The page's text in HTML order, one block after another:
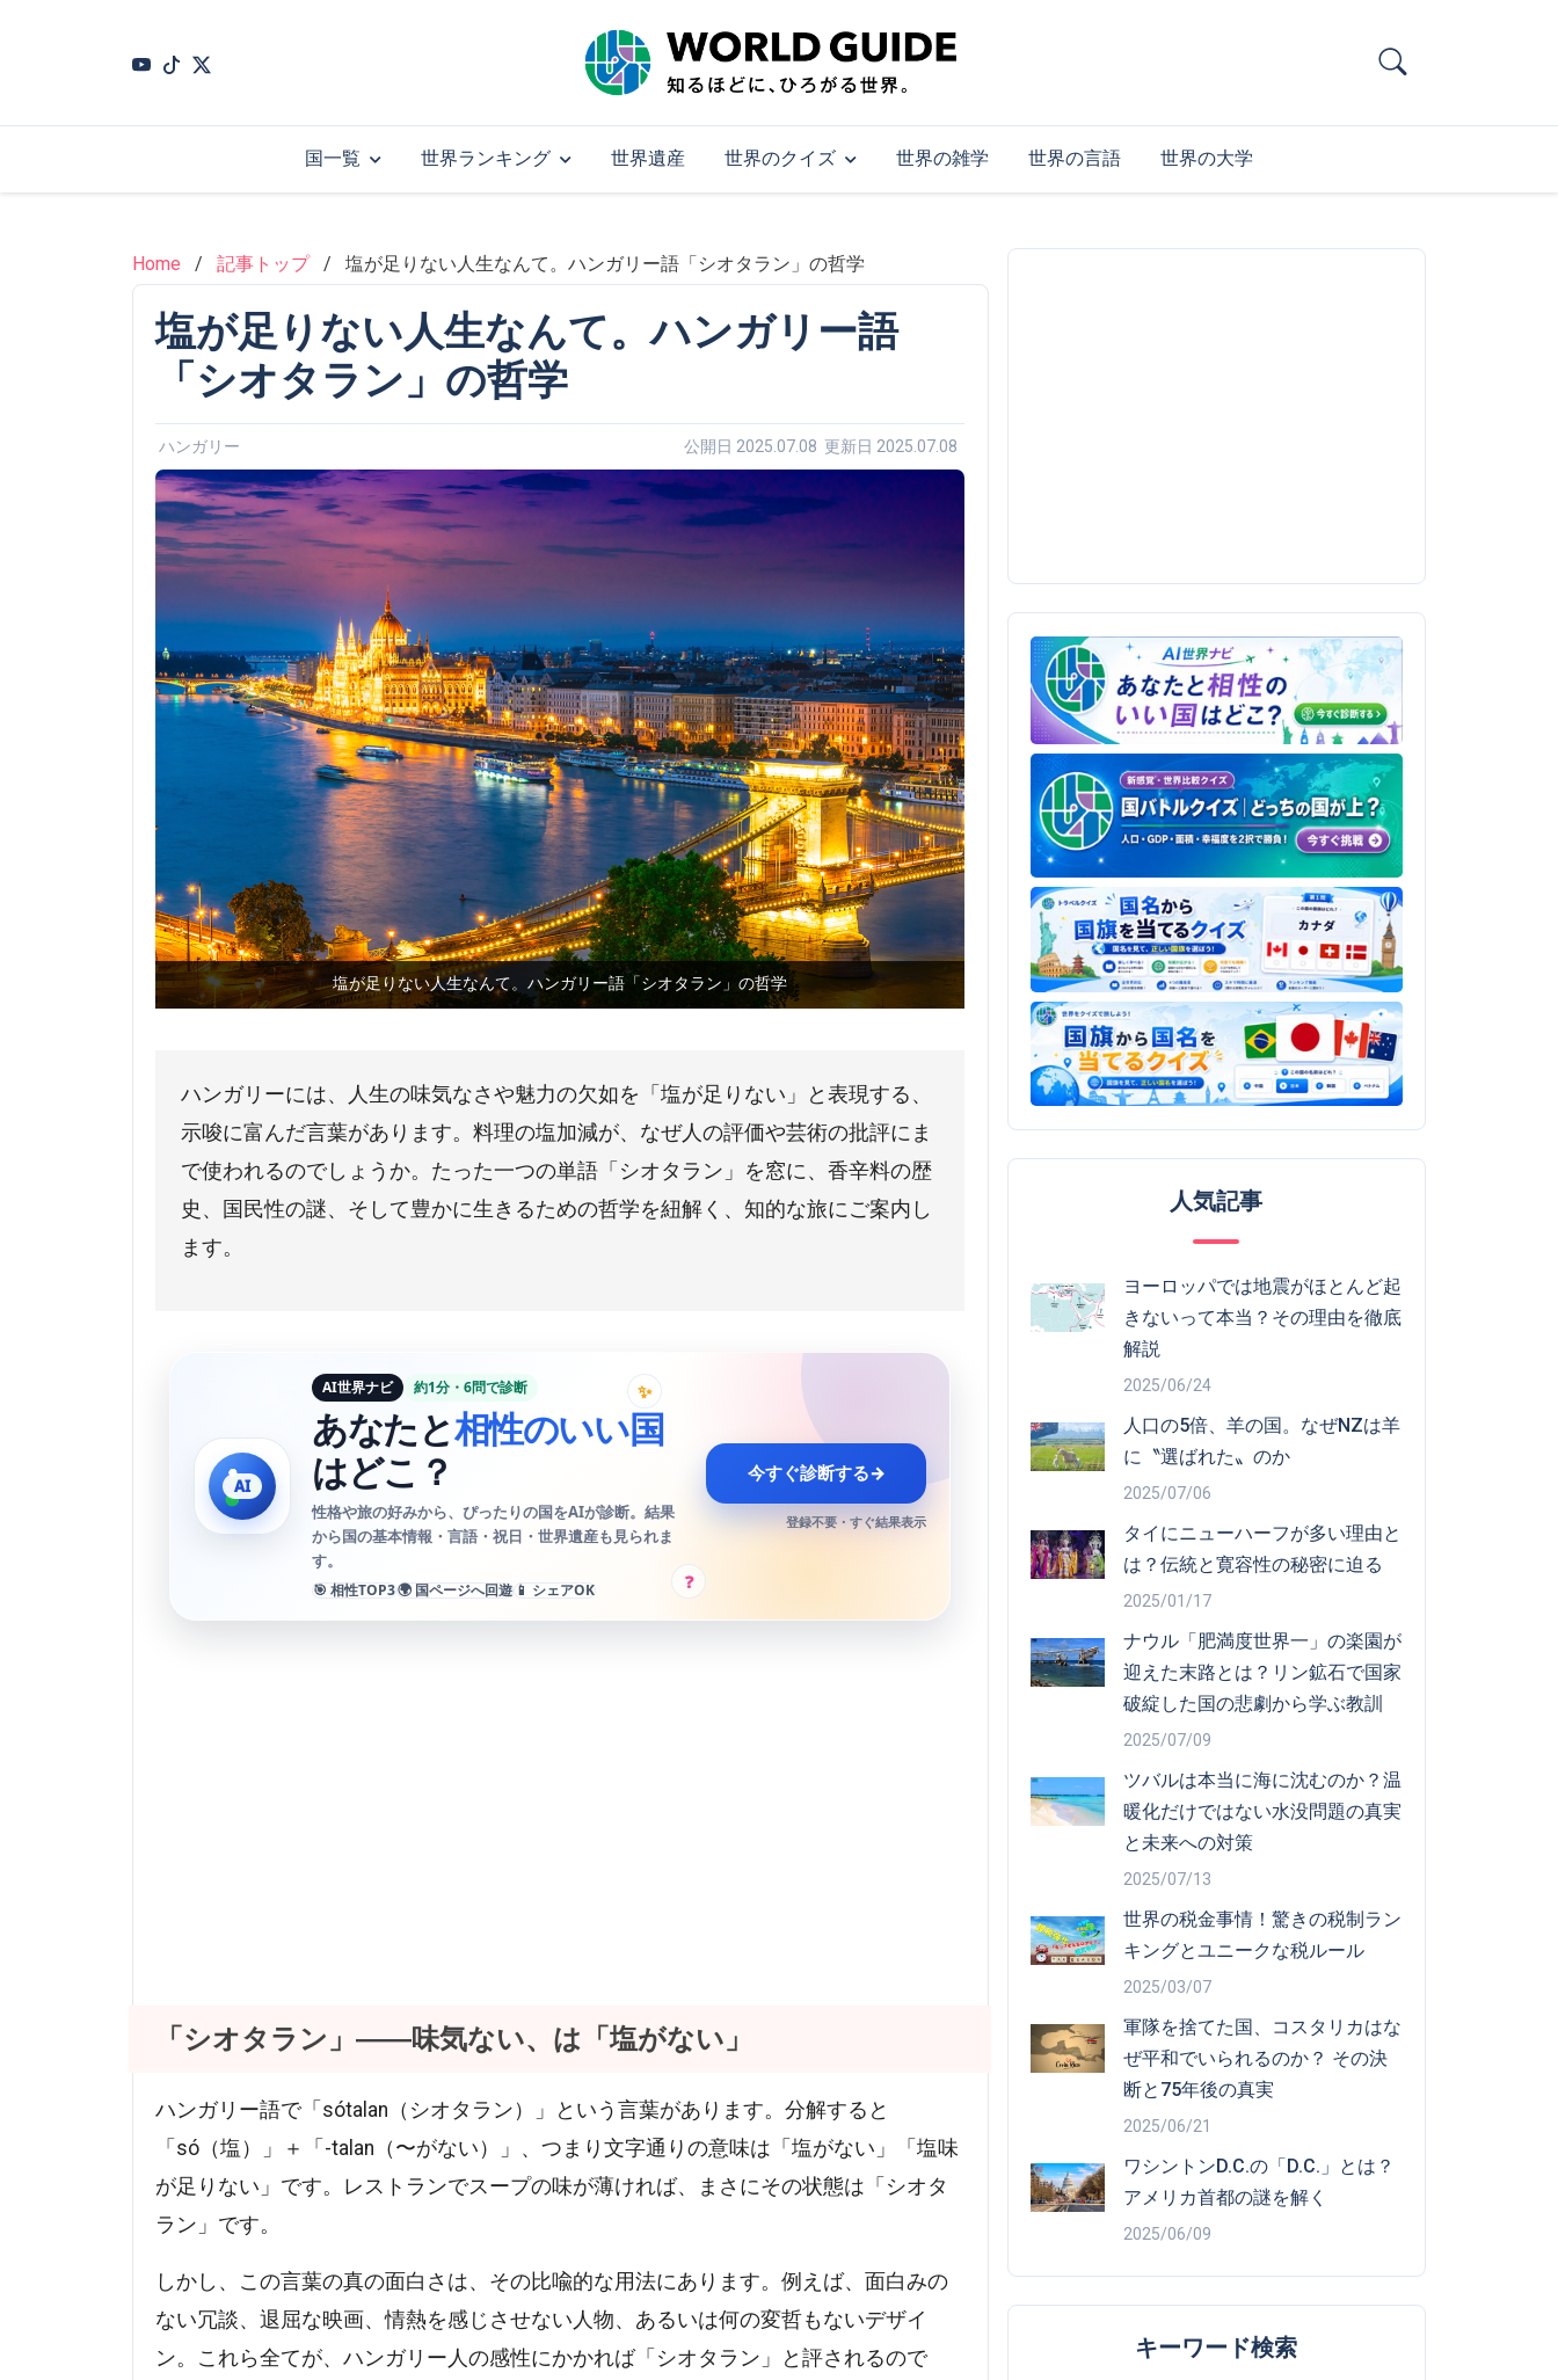
国一覧 世界ランキング 世界遺産 世界のクイズ 世界の雑学 世界の言語 世界の大学
Home 記事トップ 塩が足りない人生なんて。ハンガリー語「シオタラン」の哲学
塩が足りない人生なんて。ハンガリー語
「シオタラン」の哲学
ハンガリー 公開日 2025.07.08 更新日 2025.07.08
塩が足りない人生なんて。ハンガリー語「シオタラン」の哲学
ハンガリーには、人生の味気なさや魅力の欠如を「塩が足りない」と表現する、
示唆に富んだ言葉があります。料理の塩加減が、なぜ人の評価や芸術の批評にま
で使われるのでしょうか。たった一つの単語「シオタラン」を窓に、香辛料の歴
史、国民性の謎、そして豊かに生きるための哲学を紐解く、知的な旅にご案内し
ます。
✨
?
AI世界ナビ 約1分・6問で診断
あなたと相性のいい国
はどこ？
性格や旅の好みから、ぴったりの国をAIが診断。結果
から国の基本情報・言語・祝日・世界遺産も見られま
す。
🎯 相性TOP3🌍 国ページへ回遊 📱 シェアOK
今すぐ診断する→
登録不要・すぐ結果表示
「シオタラン」――味気ない、は「塩がない」
ハンガリー語で「sótalan（シオタラン）」という言葉があります。分解すると
「só（塩）」＋「-talan（〜がない）」、つまり文字通りの意味は「塩がない」「塩味
が足りない」です。レストランでスープの味が薄ければ、まさにその状態は「シオタ
ラン」です。
しかし、この言葉の真の面白さは、その比喩的な用法にあります。例えば、面白みの
ない冗談、退屈な映画、情熱を感じさせない人物、あるいは何の変哲もないデザイ
ン。これら全てが、ハンガリー人の感性にかかれば「シオタラン」と評されるので
人気記事
ヨーロッパでは地震がほとんど起
きないって本当？その理由を徹底
解説
2025/06/24
人口の5倍、羊の国。なぜNZは羊
に〝選ばれた〟のか
2025/07/06
タイにニューハーフが多い理由と
は？伝統と寛容性の秘密に迫る
2025/01/17
ナウル「肥満度世界一」の楽園が
迎えた末路とは？リン鉱石で国家
破綻した国の悲劇から学ぶ教訓
2025/07/09
ツバルは本当に海に沈むのか？温
暖化だけではない水没問題の真実
と未来への対策
2025/07/13
世界の税金事情！驚きの税制ラン
キングとユニークな税ルール
2025/03/07
軍隊を捨てた国、コスタリカはな
ぜ平和でいられるのか？ その決
断と75年後の真実
2025/06/21
ワシントンD.C.の「D.C.」とは？
アメリカ首都の謎を解く
2025/06/09
キーワード検索